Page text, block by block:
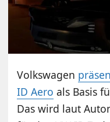
Volkswagen
ID Aero als Basis
Das wird laut